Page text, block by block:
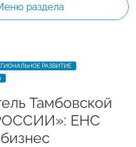
раздела
РАЗВИТИЕ
Тамбовской
ЕНС